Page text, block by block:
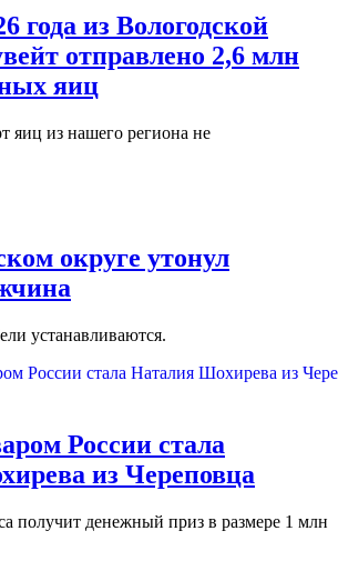
года из Вологодской
отправлено 2,6 млн
яиц
яиц из нашего региона не
округе утонул
устанавливаются.
России стала
из Череповца
получит денежный приз в размере 1 млн